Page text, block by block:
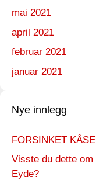
mai 2021
april 2021
februar 2021
januar 2021
Nye innlegg
FORSINKET
Visste du dette
Eyde?